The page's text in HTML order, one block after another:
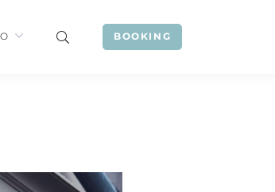
BOOKING